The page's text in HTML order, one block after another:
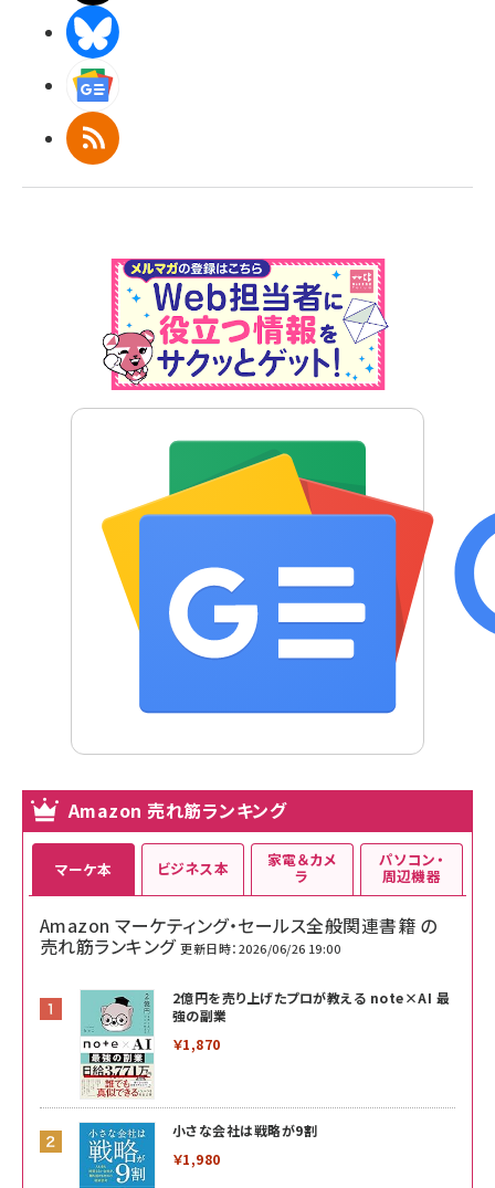
RSS
Amazon 売れ筋ランキング
マーケ本
Amazon マーケティング・セールス全般関連書籍 の
売れ筋ランキング 更新日時：2026/06/26 19:00
2億円を売り上げたプロが教える note×AI 最
強の副業
￥1,870
小さな会社は戦略が9割
￥1,980
ビジネス本 家電＆カメ
ラ
パソコン・
周辺機器